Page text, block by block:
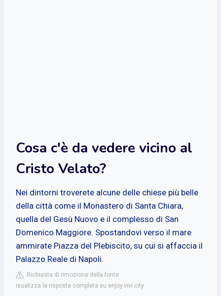
Cosa c'è da vedere vicino al
Cristo Velato?
Nei dintorni troverete alcune delle chiese più belle
della città come il Monastero di Santa Chiara,
quella del Gesù Nuovo e il complesso di San
Domenico Maggiore. Spostandovi verso il mare
ammirate Piazza del Plebiscito, su cui si affaccia il
Palazzo Reale di Napoli.
Richiesta di rimozione della fonte
isualizza la risposta completa su enjoy.vivi.city